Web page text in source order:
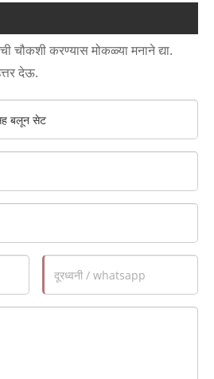
चौकशी करण्यास मोकळ्या मनाने द्या.
देऊ.